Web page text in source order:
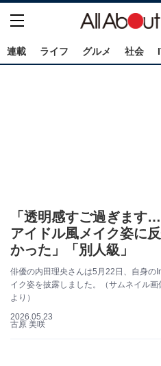
連載 ライフ グルメ 社会
「透明感すご過ぎます
アイドル風メイク姿に
かった」「別人級」
俳優の内田理央さんは5月22日、自身の
イク姿を披露しました。（サムネイル
より）
2026.05.23
古原 美咲